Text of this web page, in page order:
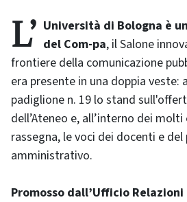
L’Università di Bologna è uno dei protagonisti del Com-pa, il Salone
frontiere della comunicazione
era presente in una doppia veste:
padiglione n. 19 lo stand
dell’Ateneo e, all’interno dei
rassegna, le voci dei docenti e
amministrativo.
Promosso dall’Ufficio